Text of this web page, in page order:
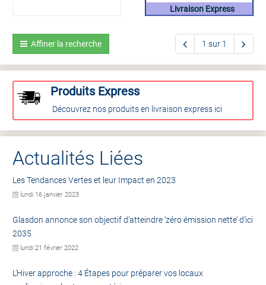
Livraison Express
Affiner la recherche 1 sur 1
Produits Express
Découvrez nos produits en livraison express ici
Actualités Liées
Les Tendances Vertes et leur Impact en 2023
lundi 16 janvier 2023
Glasdon annonce son objectif d’atteindre ‘zéro émission nette’ d’ici
2035
lundi 21 février 2022
L’Hiver approche : 4 Étapes pour préparer vos locaux